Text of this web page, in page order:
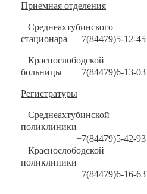
Приемная отделения
Среднеахтубинского
стационара
+7(84479)5-12-45
Краснослободской
больницы
+7(84479)6-13-03
Регистратуры
Среднеахтубинской
поликлиники
+7(84479)5-42-93
Краснослободской
поликлиники
+7(84479)6-16-63